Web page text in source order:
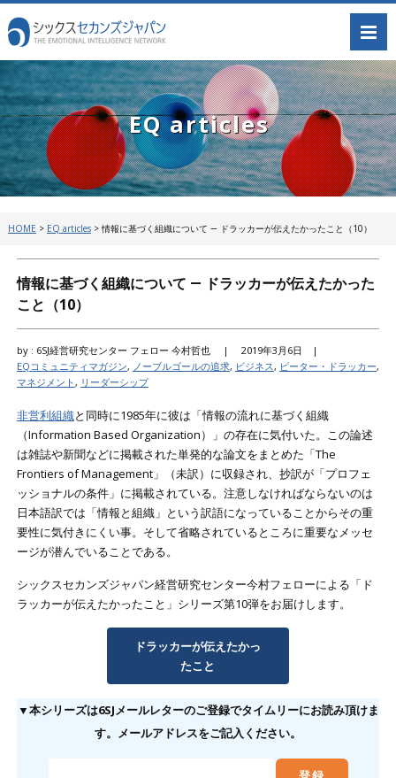
EQ articles
HOME > EQ articles> 情報に基づく組織について ― ドラッカーが伝えたかったこと（10）
情報に基づく組織について ― ドラッカーが伝えたかった
こと（10）
by : 6SJ経営研究センター フェロー 今村哲也 |
2019年3月6日 |
EQコミュニティマガジン, ノーブルゴールの追求, ビジネス, ピーター・ドラッカー,
マネジメント, リーダーシップ
非営利組織と同時に1985年に彼は「情報の流れに基づく組織
（Information Based Organization）」の存在に気付いた。この論述
は雑誌や新聞などに掲載された単発的な論文をまとめた「The
Frontiers of Management」（未訳）に収録され、抄訳が「プロフェ
ッショナルの条件」に掲載されている。注意しなければならないのは
日本語訳では「情報と組織」という訳語になっていることからその重
要性に気付きにくい事。そして省略されているところに重要なメッセ
ージが潜んでいることである。
シックスセカンズジャパン経営研究センター今村フェローによる「ド
ラッカーが伝えたかったこと」シリーズ第10弾をお届けします。
ドラッカーが伝えたかっ
たこと
▼本シリーズは6SJメールレターのご登録でタイムリーにお読み頂けま
す。メールアドレスをご記入ください。